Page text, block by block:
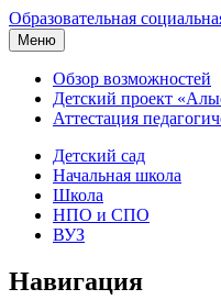
Образовательная
Меню
Обзор возможностей
Детский проект
Аттестация
Детский сад
Начальная школа
Школа
НПО и СПО
ВУЗ
Навигация